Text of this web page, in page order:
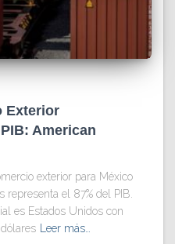
Exterior
American
exterior para México
el 87% del PIB.
es Estados Unidos con
Leer más…